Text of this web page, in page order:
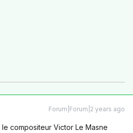
Forum|Forum|2 years ago
compositeur Victor Le Masne